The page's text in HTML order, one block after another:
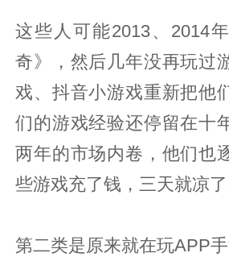
这些人可能2013、2014
奇》，然后几年没再玩过
戏、抖音小游戏重新把他
们的游戏经验还停留在十
两年的市场内卷，他们也
些游戏充了钱，三天就凉了
第二类是原来就在玩APP手